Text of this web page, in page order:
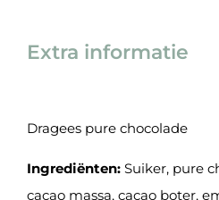
Extra informatie
Dragees pure chocolade
Ingrediënten: Suiker, pure
cacao massa, cacao boter,